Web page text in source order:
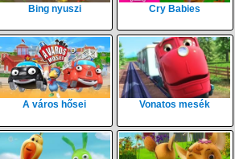
Bing nyuszi Cry Babies
A város hősei Vonatos mesék